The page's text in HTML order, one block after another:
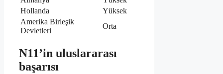
Hollanda
Yüksek
Amerika Birleşik
Devletleri
Orta
N11’in uluslararası
başarısı